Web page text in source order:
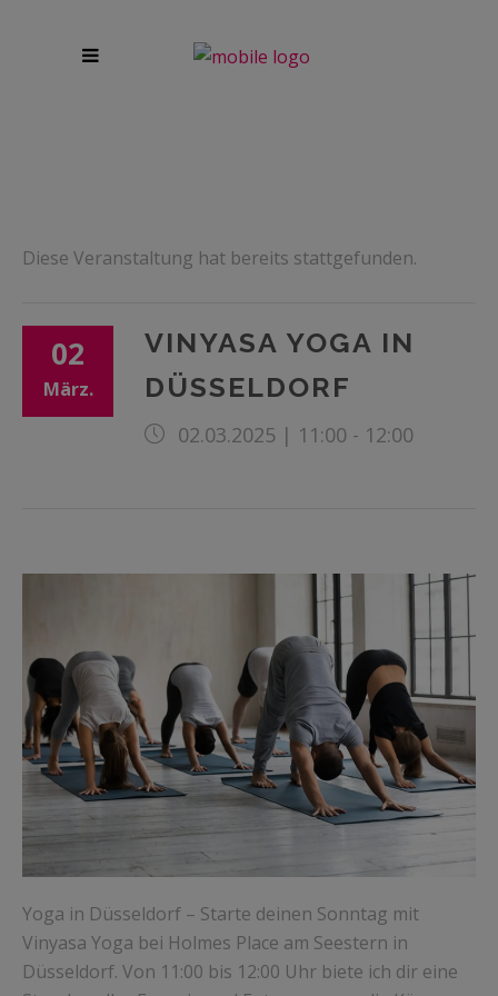
Diese Veranstaltung hat bereits stattgefunden.
02
März.
VINYASA YOGA IN
DÜSSELDORF
02.03.2025 | 11:00 - 12:00
Yoga in Düsseldorf – Starte deinen Sonntag mit
Vinyasa Yoga bei Holmes Place am Seestern in
Düsseldorf. Von 11:00 bis 12:00 Uhr biete ich dir eine